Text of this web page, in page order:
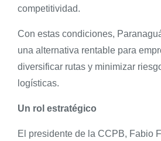
competitividad.
Con estas condiciones,
una alternativa rentable para
diversificar rutas y minimizar
logísticas.
Un rol estratégico
El presidente de la CCPB, Fabio